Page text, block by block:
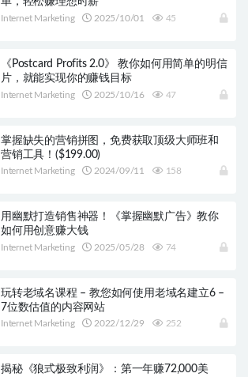
Internet Marketing 2025/10/01 45
《Postcard Profits 2.0》 教你如何用简单的明信
片，就能实现你的赚钱目标
Internet Marketing 2025/10/16 47
掌握缺失的营销拼图，免费获取顶级大师班和
营销工具！($199.00)
Internet Marketing 2024/09/11 158
用幽默打造销售神器！《掌握幽默广告》教你
如何用创意赚大钱
Internet Marketing 2025/05/28 74
玩转老域名课程 – 教您如何使用老域名建立6 –
7位数估值的内容网站
Internet Marketing 2022/12/29 252
揭秘《狼式极致利润》：第一年赚72,000美